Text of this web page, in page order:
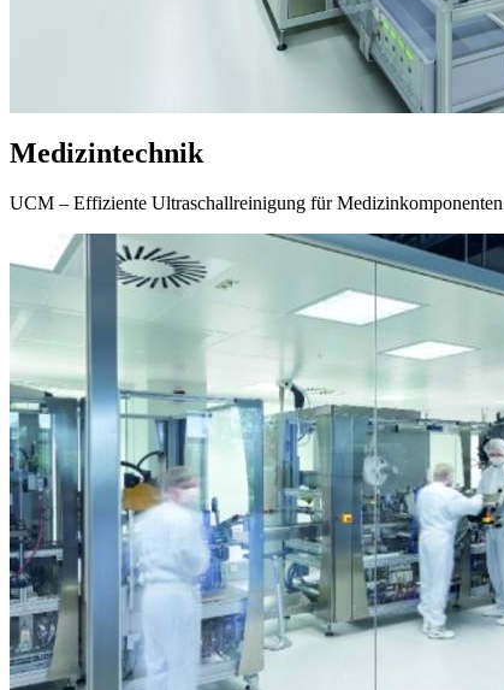
Medizintechnik
UCM – Effiziente Ultraschallreinigung für Medizinkomponenten